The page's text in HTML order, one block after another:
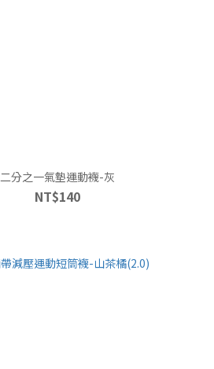
二分之一氣墊運動襪-灰
NT$140